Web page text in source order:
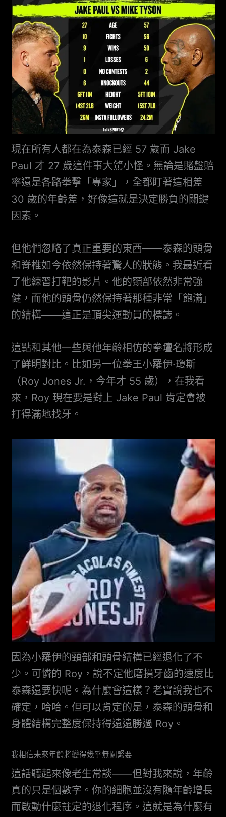
現在所有人都在為泰森已經 57 歲而 Jake
Paul 才 27 歲這件事大驚小怪。無論是賭盤賠
率還是各路拳擊「專家」，全都盯著這相差
30 歲的年齡差，好像這就是決定勝負的關鍵
因素。
但他們忽略了真正重要的東西——泰森的頭骨
和脊椎如今依然保持著驚人的狀態。我最近看
了他練習打靶的影片。他的頸部依然非常強
健，而他的頭骨仍然保持著那種非常「飽滿」
的結構——這正是頂尖運動員的標誌。
這點和其他一些與他年齡相仿的拳壇名將形成
了鮮明對比。比如另一位拳王小羅伊·瓊斯
（Roy Jones Jr.，今年才 55 歲），在我看
來，Roy 現在要是對上 Jake Paul 肯定會被
打得滿地找牙。
因為小羅伊的頸部和頭骨結構已經退化了不
少。可憐的 Roy，說不定他磨損牙齒的速度比
泰森還要快呢。為什麼會這樣？老實說我也不
確定，哈哈。但可以肯定的是，泰森的頭骨和
身體結構完整度保持得遠遠勝過 Roy。
我相信未來年齡將變得幾乎無關緊要
這話聽起來像老生常談——但對我來說，年齡
真的只是個數字。你的細胞並沒有隨年齡增長
而啟動什麼註定的退化程序。這就是為什麼有